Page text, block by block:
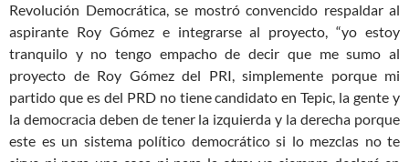
Revolución Democrática, se mostró convencido respaldar al
aspirante Roy Gómez e integrarse al proyecto, “yo estoy
tranquilo y no tengo empacho de decir que me sumo al
proyecto de Roy Gómez del PRI, simplemente porque mi
partido que es del PRD no tiene candidato en Tepic, la gente y
la democracia deben de tener la izquierda y la derecha porque
este es un sistema político democrático si lo mezclas no te